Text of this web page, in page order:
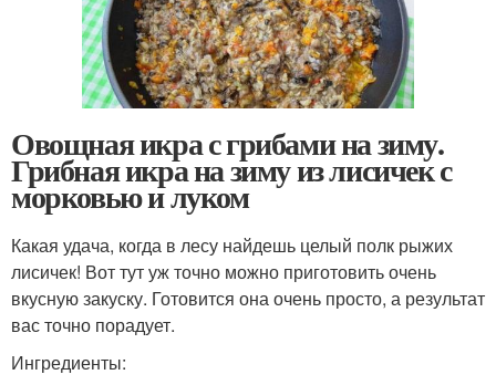
Овощная икра с грибами на зиму.
Грибная икра на зиму из лисичек с
морковью и луком
Какая удача, когда в лесу найдешь целый полк рыжих
лисичек! Вот тут уж точно можно приготовить очень
вкусную закуску. Готовится она очень просто, а результат
вас точно порадует.
Ингредиенты: